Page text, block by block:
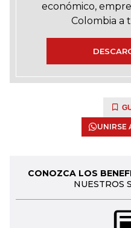
económico,
Colombia a
UNIRSE
CONOZCA LOS
NUESTROS